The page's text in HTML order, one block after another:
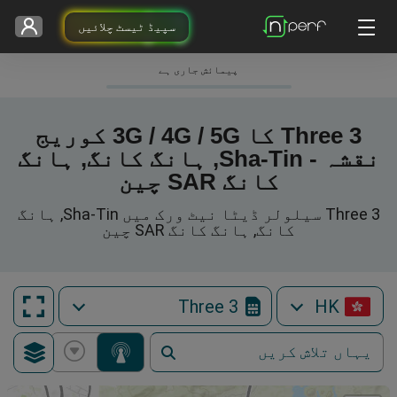
سپیڈ ٹیسٹ چلائیں
پیمائش جاری ہے
3 Three کا 3G / 4G / 5G کوریج
نقشہ - Sha-Tin, ہانگ کانگ, ہانگ
کانگ SAR چین
3 Three سیلولر ڈیٹا نیٹ ورک میں Sha-Tin, ہانگ
کانگ, ہانگ کانگ SAR چین
HK
3 Three